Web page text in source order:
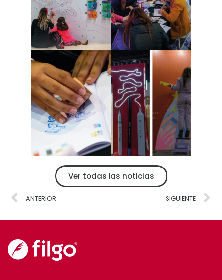
Ver todas las noticias
ANTERIOR SIGUIENTE